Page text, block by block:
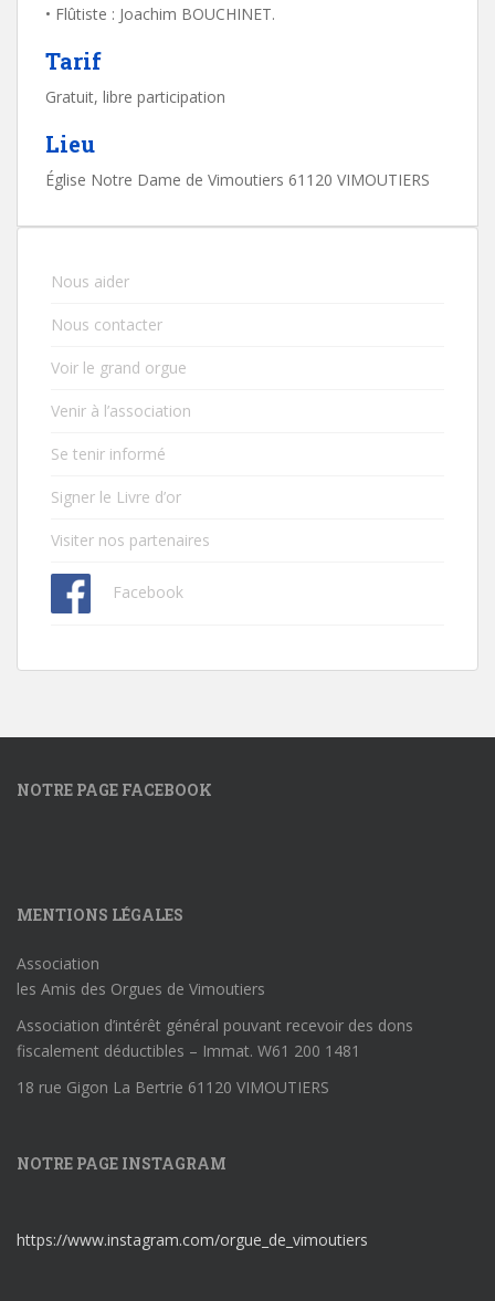
• Flûtiste : Joachim BOUCHINET.
Tarif
Gratuit, libre participation
Lieu
Église Notre Dame de Vimoutiers 61120 VIMOUTIERS
Nous aider
Nous contacter
Voir le grand orgue
Venir à l’association
Se tenir informé
Signer le Livre d’or
Visiter nos partenaires
Facebook
NOTRE PAGE FACEBOOK
MENTIONS LÉGALES
Association
les Amis des Orgues de Vimoutiers
Association d’intérêt général pouvant recevoir des dons
fiscalement déductibles – Immat. W61 200 1481
18 rue Gigon La Bertrie 61120 VIMOUTIERS
NOTRE PAGE INSTAGRAM
https://www.instagram.com/orgue_de_vimoutiers